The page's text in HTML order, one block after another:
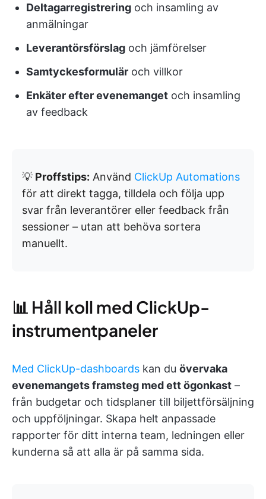
Deltagarregistrering och insamling av
anmälningar
Leverantörsförslag och jämförelser
Samtyckesformulär och villkor
Enkäter efter evenemanget och insamling
av feedback
💡 Proffstips: Använd ClickUp Automations
för att direkt tagga, tilldela och följa upp
svar från leverantörer eller feedback från
sessioner – utan att behöva sortera
manuellt.
📊 Håll koll med ClickUp-
instrumentpaneler
Med ClickUp-dashboards kan du övervaka
evenemangets framsteg med ett ögonkast –
från budgetar och tidsplaner till biljettförsäljning
och uppföljningar. Skapa helt anpassade
rapporter för ditt interna team, ledningen eller
kunderna så att alla är på samma sida.